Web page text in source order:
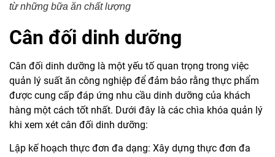
từ những bữa ăn chất lượng
Cân đối dinh dưỡng
Cân đối dinh dưỡng là một yếu tố quan trọng trong việc
quản lý suất ăn công nghiệp để đảm bảo rằng thực phẩm
được cung cấp đáp ứng nhu cầu dinh dưỡng của khách
hàng một cách tốt nhất. Dưới đây là các chìa khóa quản lý
khi xem xét cân đối dinh dưỡng:
Lập kế hoạch thực đơn đa dạng: Xây dựng thực đơn đa